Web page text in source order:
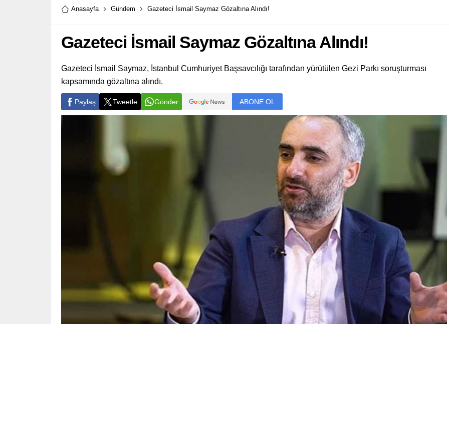
Anasayfa Gündem Gazeteci İsmail Saymaz Gözaltına Alındı!
Gazeteci İsmail Saymaz Gözaltına Alındı!
Gazeteci İsmail Saymaz, İstanbul Cumhuriyet Başsavcılığı tarafından yürütülen Gezi Parkı soruşturması
kapsamında gözaltına alındı.
Paylaş Tweetle Gönder ABONE OL